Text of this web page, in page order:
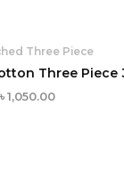
Three Piece
Three Piece
৳ 1,050.00